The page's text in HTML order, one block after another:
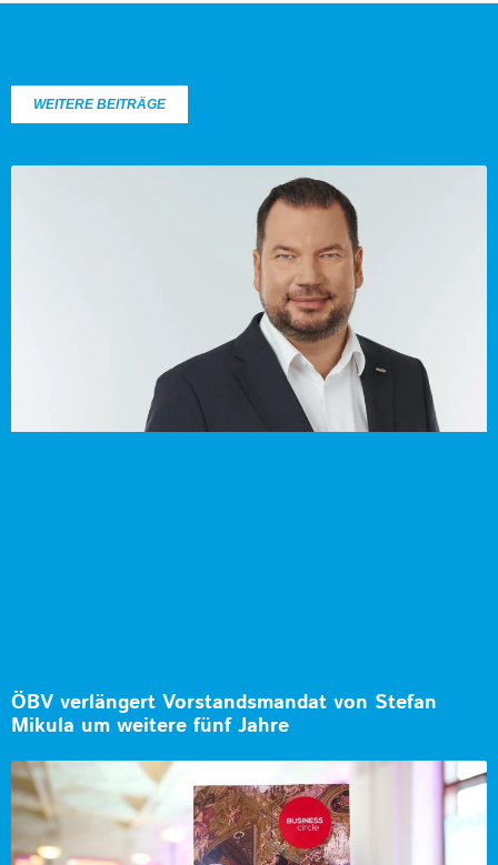
WEITERE BEITRÄGE
ÖBV verlängert Vorstandsmandat von Stefan
Mikula um weitere fünf Jahre